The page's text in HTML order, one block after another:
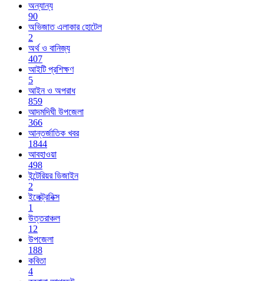
অন্যান্য
90
অভিজাত এলাকার হোটেল
2
অর্থ ও বানিজ্য
407
আইটি প্রশিক্ষণ
5
আইন ও অপরাধ
859
আদমদিঘী উপজেলা
366
আন্তর্জাতিক খবর
1844
আবহাওয়া
498
ইন্টেরিয়র ডিজাইন
2
ইলেক্ট্রনিক্স
1
উত্তরাঞ্চল
12
উপজেলা
188
কবিতা
4